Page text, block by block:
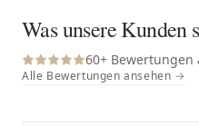
Was unsere Kunden
60+ Bewertungen
Alle Bewertungen ansehen →